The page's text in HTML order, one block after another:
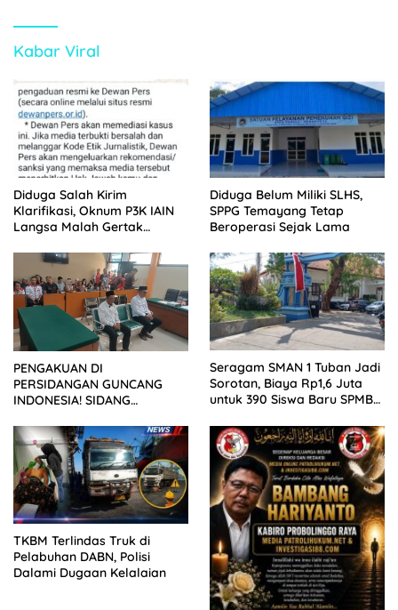
Kabar Viral
Diduga Salah Kirim
Klarifikasi, Oknum P3K IAIN
Langsa Malah Gertak
Diduga Belum Miliki SLHS,
SPPG Temayang Tetap
Beroperasi Sejak Lama
PENGAKUAN DI
PERSIDANGAN GUNCANG
INDONESIA! SIDANG
KELUARGA KORBAN
MENGAMUK DI PN MALANG
Seragam SMAN 1 Tuban Jadi
Sorotan, Biaya Rp1,6 Juta
untuk 390 Siswa Baru SPMB
TKBM Terlindas Truk di
Pelabuhan DABN, Polisi
Dalami Dugaan Kelalaian